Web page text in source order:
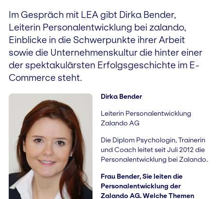
Im Gespräch mit LEA gibt Dirka Bender,
Leiterin Personalentwicklung bei zalando,
Einblicke in die Schwerpunkte ihrer Arbeit
sowie die Unternehmenskultur die hinter einer
der spektakulärsten Erfolgsgeschichte im E-
Commerce steht.
Dirka Bender
Leiterin Personalentwicklung
Zalando AG
Die Diplom Psychologin, Trainerin
und Coach leitet seit Juli 2012 die
Personalentwicklung bei Zalando.
Frau Bender, Sie leiten die
Personalentwicklung der
Zalando AG. Welche Themen